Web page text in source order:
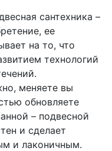
сантехника –
ее
на то, что
технологий
меняете вы
обновляете
– подвесной
и сделает
и лаконичным.